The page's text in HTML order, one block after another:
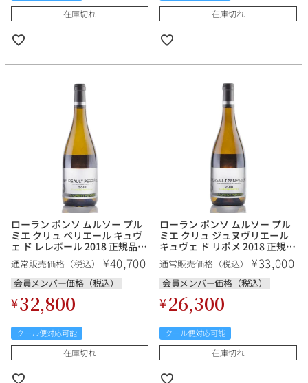
在庫切れ 在庫切れ
ローラン ポンソ ムルソー プル
ミエ クリュ ペリエール キュヴ
ェ ド レレボール 2018 正規品
Laurent Ponsot Meursault
Perrieres Cuvee de lHellebore
フランス ブルゴーニュ 白ワイ
ン
通常販売価格（税込） ¥40,700
会員メンバー価格（税込）
¥32,800
クール便対応可能
在庫切れ
ローラン ポンソ ムルソー プル
ミエ クリュ ジュヌヴリエール
キュヴェ ド リポメ 2018 正規品
Laurent Ponsot Meursault
Genevrieres Cuvee de
lIpomee フランス ブルゴーニ
ュ 白ワイン
通常販売価格（税込） ¥33,000
会員メンバー価格（税込）
¥26,300
クール便対応可能
在庫切れ